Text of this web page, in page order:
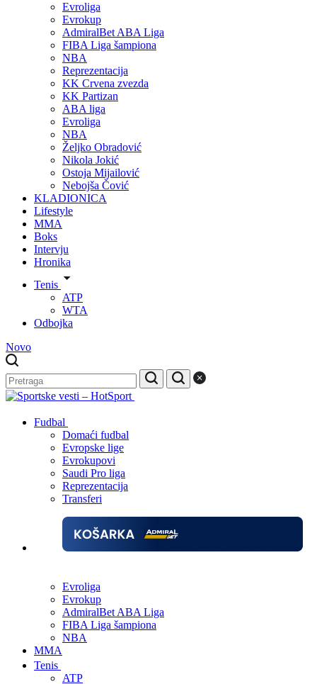
Evroliga
Evrokup
AdmiralBet ABA Liga
FIBA Liga šampiona
NBA
Reprezentacija
KK Crvena zvezda
KK Partizan
ABA liga
Evroliga
NBA
Željko Obradović
Nikola Jokić
Ostoja Mijailović
Nebojša Čović
KLADIONICA
Lifestyle
MMA
Boks
Intervju
Hronika
Tenis
ATP
WTA
Odbojka
Novo
Fudbal
Domaći fudbal
Evropske lige
Evrokupovi
Saudi Pro liga
Reprezentacija
Transferi
Evroliga
Evrokup
AdmiralBet ABA Liga
FIBA Liga šampiona
NBA
MMA
Tenis
ATP